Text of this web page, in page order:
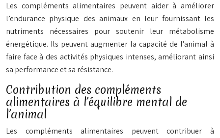
Les compléments alimentaires peuvent aider à améliorer
l’endurance physique des animaux en leur fournissant les
nutriments nécessaires pour soutenir leur métabolisme
énergétique. Ils peuvent augmenter la capacité de l’animal à
faire face à des activités physiques intenses, améliorant ainsi
sa performance et sa résistance.
Contribution des compléments
alimentaires à l’équilibre mental de
l’animal
Les compléments alimentaires peuvent contribuer à